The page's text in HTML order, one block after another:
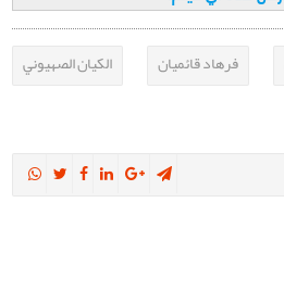
فرهاد قائمیان
الكيان الصهيوني